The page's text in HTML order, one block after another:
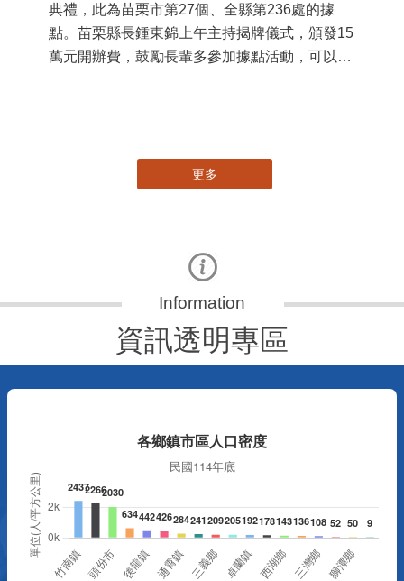
典禮，此為苗栗市第27個、全縣第236處的據
點。苗栗縣長鍾東錦上午主持揭牌儀式，頒發15
萬元開辦費，鼓勵長輩多參加據點活動，可以更
更多
資訊透明專區